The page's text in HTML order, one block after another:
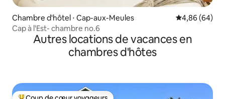
Chambre d'hôtel ⋅ Cap-aux-Meules Évaluation
4,86 (64)
Cap à l'Est- chambre no.6
Autres locations de vacances en
chambres d'hôtes